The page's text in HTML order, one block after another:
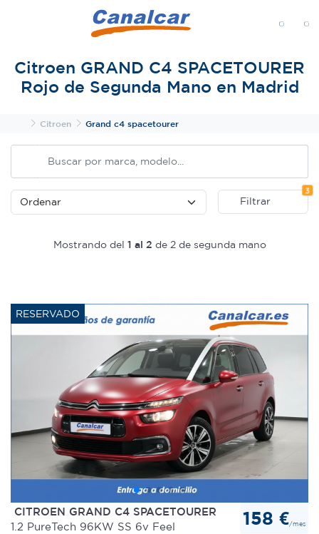
Citroen GRAND C4 SPACETOURER
Rojo de Segunda Mano en Madrid
InicioCitroen Grand c4 spacetourer
Filtrar
3
Mostrando del 1 al 2 de 2 de segunda mano
CITROEN GRAND C4 SPACETOURER
1.2 PureTech 96KW SS 6v Feel
158 €/mes